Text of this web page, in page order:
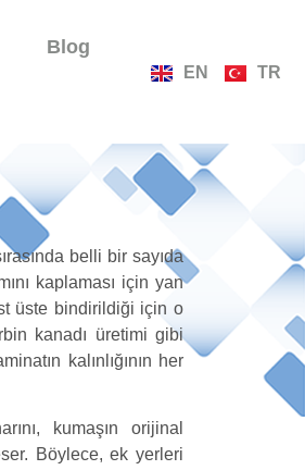
Blog
EN TR
belli bir sayıda
kaplaması için yan
üste bindirildiği için o
kanadı üretimi gibi
kalınlığının her
kumaşın orijinal
Böylece, ek yerleri